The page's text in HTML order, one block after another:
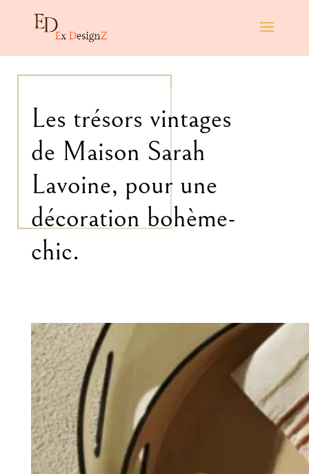
Les trésors vintages
de Maison Sarah
Lavoine, pour une
décoration bohème-
chic.